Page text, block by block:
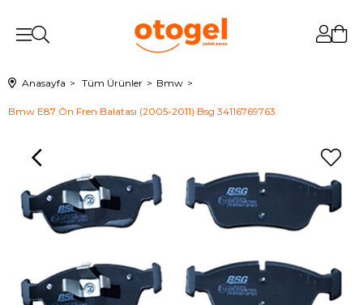
Anasayfa Tüm Ürünler Bmw
Bmw E87 Ön Fren Balatası (2005-2011) Bsg 34116769763